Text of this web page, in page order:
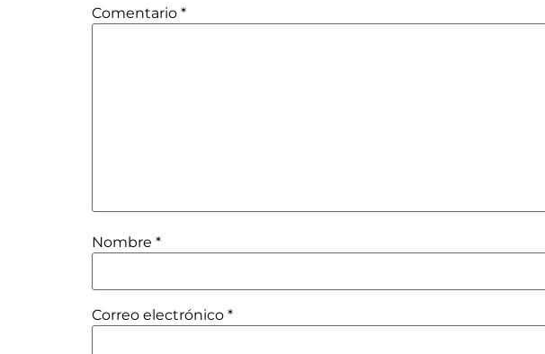
Comentario *
Nombre *
Correo electrónico *